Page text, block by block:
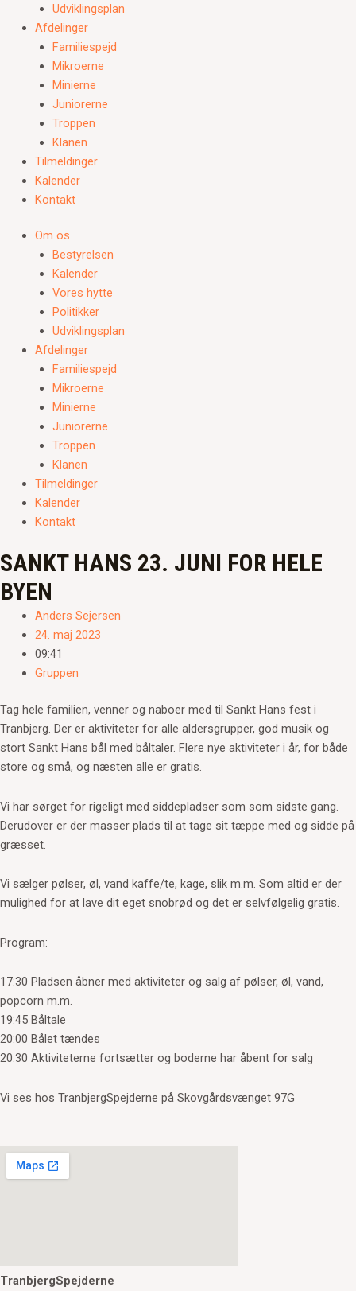
Udviklingsplan
Afdelinger
Familiespejd
Mikroerne
Minierne
Juniorerne
Troppen
Klanen
Tilmeldinger
Kalender
Kontakt
Om os
Bestyrelsen
Kalender
Vores hytte
Politikker
Udviklingsplan
Afdelinger
Familiespejd
Mikroerne
Minierne
Juniorerne
Troppen
Klanen
Tilmeldinger
Kalender
Kontakt
SANKT HANS 23. JUNI FOR HELE
BYEN
Anders Sejersen
24. maj 2023
09:41
Gruppen
Tag hele familien, venner og naboer med til Sankt Hans fest i
Tranbjerg. Der er aktiviteter for alle aldersgrupper, god musik og
stort Sankt Hans bål med båltaler. Flere nye aktiviteter i år, for både
store og små, og næsten alle er gratis.
Vi har sørget for rigeligt med siddepladser som som sidste gang.
Derudover er der masser plads til at tage sit tæppe med og sidde på
græsset.
Vi sælger pølser, øl, vand kaffe/te, kage, slik m.m. Som altid er der
mulighed for at lave dit eget snobrød og det er selvfølgelig gratis.
Program:
17:30 Pladsen åbner med aktiviteter og salg af pølser, øl, vand,
popcorn m.m.
19:45 Båltale
20:00 Bålet tændes
20:30 Aktiviteterne fortsætter og boderne har åbent for salg
Vi ses hos TranbjergSpejderne på Skovgårdsvænget 97G
TranbjergSpejderne